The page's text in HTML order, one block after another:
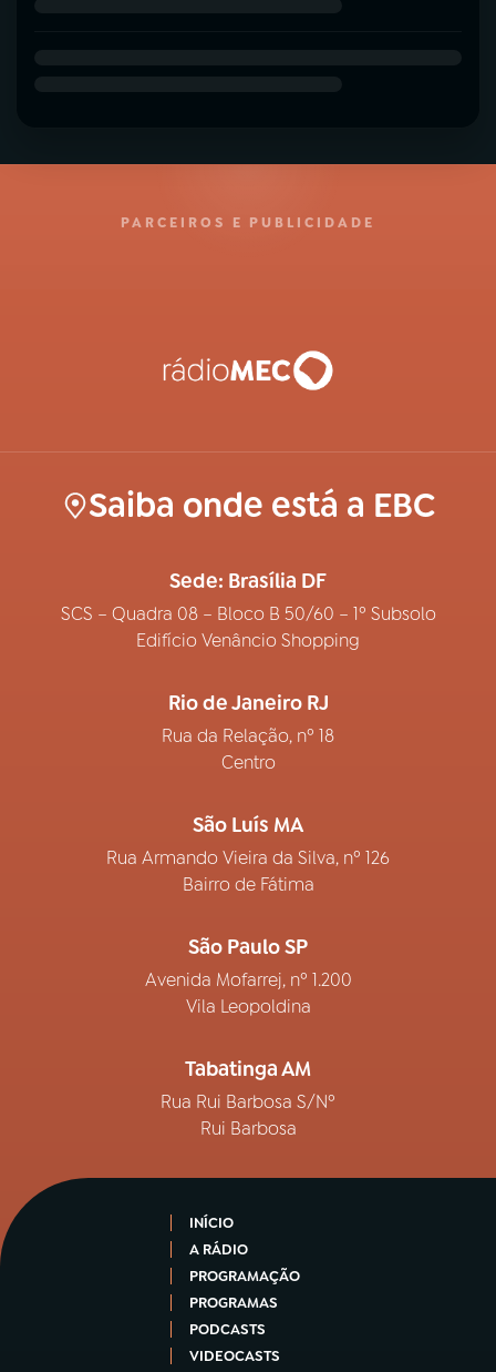
PARCEIROS E PUBLICIDADE
Saiba onde está a EBC
Sede: Brasília DF
SCS – Quadra 08 – Bloco B 50/60 – 1º Subsolo
Edifício Venâncio Shopping
Rio de Janeiro RJ
Rua da Relação, nº 18
Centro
São Luís MA
Rua Armando Vieira da Silva, nº 126
Bairro de Fátima
São Paulo SP
Avenida Mofarrej, nº 1.200
Vila Leopoldina
Tabatinga AM
Rua Rui Barbosa S/Nº
Rui Barbosa
INÍCIO
A RÁDIO
PROGRAMAÇÃO
PROGRAMAS
PODCASTS
VIDEOCASTS